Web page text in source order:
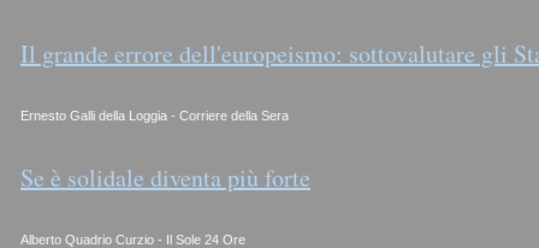
Il grande errore dell'europeismo: sottovalutare gli
Ernesto Galli della Loggia - Corriere della Sera
Se è solidale diventa più forte
Alberto Quadrio Curzio - Il Sole 24 Ore